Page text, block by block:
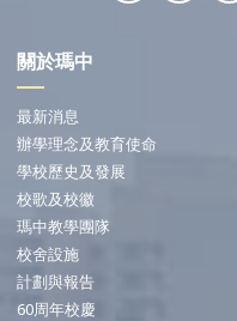
關於瑪中
最新消息
辦學理念及教育使命
學校歷史及發展
校歌及校徽
瑪中教學團隊
校舍設施
計劃與報告
60周年校慶